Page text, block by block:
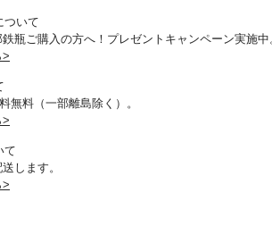
ついて
瓶ご購入の方へ！プレゼントキャンペーン実施中
>
無料（一部離島除く）。
>
て
します。
>